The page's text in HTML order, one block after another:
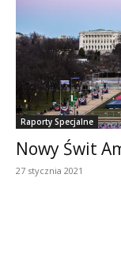
Raporty Specjalne
Nowy Świt
27 stycznia 2021